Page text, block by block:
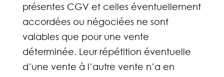
présentes CGV et celles éventuellement
accordées ou négociées ne sont
valables que pour une vente
déterminée. Leur répétition éventuelle
d’une vente à l’autre vente n’a en